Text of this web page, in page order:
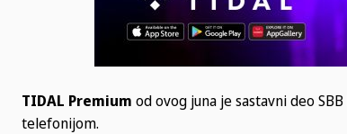
TIDAL Premium od ovog juna je sastavni deo SBB
telefonijom.